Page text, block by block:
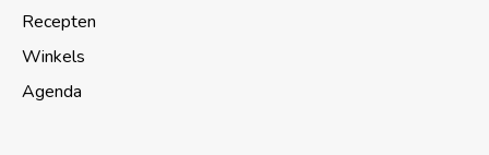
Recepten
Winkels
Agenda